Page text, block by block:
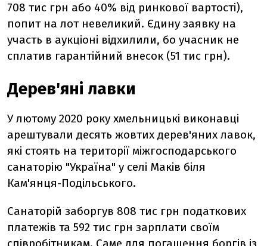
708 тис грн або 40% від ринкової вартості),
попит на лот невеликий. Єдину заявку на
участь в аукціоні відхилили, бо учасник не
сплатив гарантійний внесок (51 тис грн).
Дерев'яні лавки
У лютому 2020 року хмельницькі виконавці
арештували десять жовтих дерев'яних лавок,
які стоять на території міжгосподарського
санаторію "Україна" у селі Маків біля
Кам'янця-Подільського.
Санаторій заборгув 808 тис грн податкових
платежів та 592 тис грн зарплати своїм